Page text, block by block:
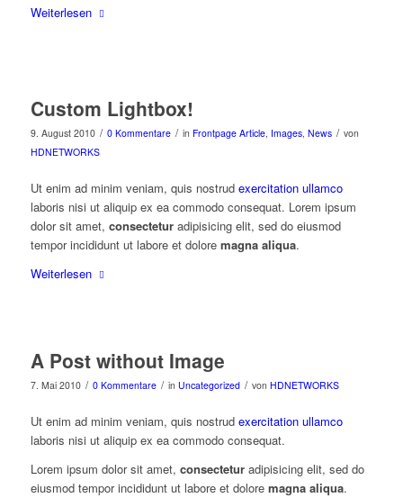
Weiterlesen
Custom Lightbox!
9. August 2010 / 0 Kommentare / in Frontpage Article, Images, News / von
HDNETWORKS
Ut enim ad minim veniam, quis nostrud exercitation ullamco
laboris nisi ut aliquip ex ea commodo consequat. Lorem ipsum
dolor sit amet, consecteturadipisicing elit, sed do eiusmod
tempor incididunt ut labore et dolore magna aliqua.
Weiterlesen
A Post without Image
7. Mai 2010 / 0 Kommentare / in Uncategorized / von HDNETWORKS
Ut enim ad minim veniam, quis nostrud exercitation ullamco
laboris nisi ut aliquip ex ea commodo consequat.
Lorem ipsum dolor sit amet, consecteturadipisicing elit, sed do
eiusmod tempor incididunt ut labore et dolore magna aliqua.